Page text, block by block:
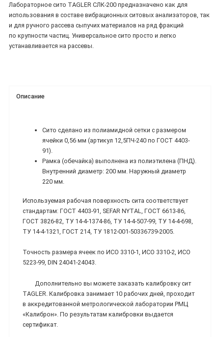
Лабораторное сито TAGLER СЛК-200 предназначено как для
использования в составе вибрационных ситовых анализаторов, так
и для ручного рассева сыпучих материалов на ряд фракций
по крупности частиц. Универсальное сито просто и легко
устанавливается на рассевы.
Описание
Сито сделано из полиамидной сетки с размером
ячейки 0,56 мм (артикул 12,5ПЧ-240 по ГОСТ 4403-
91).
Рамка (обечайка) выполнена из полиэтилена (ПНД).
Внутренний диаметр: 200 мм. Наружный диаметр
220 мм.
Используемая рабочая поверхность сита соответствует
стандартам: ГОСТ 4403-91, SEFAR NYTAL, ГОСТ 6613-86,
ГОСТ 3826-82, ТУ 14-4-1374-86, ТУ 14-4-507-99, ТУ 14-4-698,
ТУ 14-4-1321, ГОСТ 214, ТУ 1812-001-50336739-2005.
Точность размера ячеек по ИСО 3310-1, ИСО 3310-2, ИСО
5223-99, DIN 24041-24043.
Дополнительно вы можете заказать калибровку сит
TAGLER. Калибровка занимает 10 рабочих дней, проходит
в аккредитованной метрологической лаборатории РМЦ
«Калиброн». По результатам калибровки выдается
сертификат.